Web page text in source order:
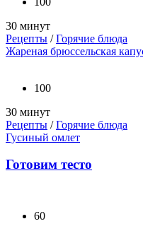
30 минут
Рецепты /Горячие блюда
Жареная брюссельская
100
30 минут
Рецепты /Горячие блюда
Гусиный омлет
Готовим тесто
60